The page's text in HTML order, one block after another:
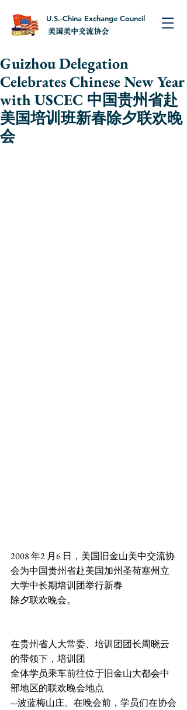
U.S.-China Exchange Council
美国美中交流协会
Guizhou Delegation
Celebrates Chinese New Year
with USCEC 中国贵州省赴
美国培训班新春除夕联欢晚
会
2008 年2 月6 日，美国旧金山美中交流协
会为中国贵州省赴美国加州圣荷塞州立
大学中长期培训团举行新春
除夕联欢晚会。
在贵州省人大常委、培训团团长周晓云
的带领下，培训团
全体学员乘车前往位于旧金山大都会中
部地区的联欢晚会地点
---波蓝梅山庄。在晚会前，学员们在协会